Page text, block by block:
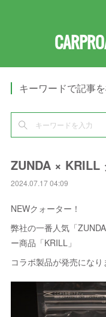
キーワードで記事
ZUNDA × KRILL
2024.07.17 04:09
NEWクォーター！
弊社の一番人気「
ー商品「KRILL」
コラボ製品が発売になり